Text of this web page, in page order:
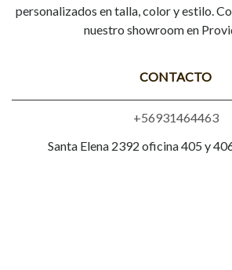
personalizados en talla, color y estilo.
nuestro showroom en
CONTACTO
+56931464463
Santa Elena 2392 oficina 405 y